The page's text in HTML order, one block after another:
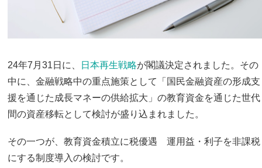
24年7月31日に、 日本再生戦略が閣議決定されました。その
中に、金融戦略中の重点施策として「国民金融資産の形成支
援を通じた成長マネーの供給拡大」の教育資金を通じた世代
間の資産移転として検討が盛り込まれました。
その一つが、教育資金積立に税優遇 運用益・利子を非課税
にする制度導入の検討です。